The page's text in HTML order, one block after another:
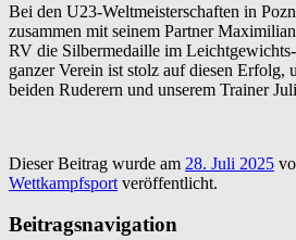
Bei den U23-Weltmeisterschaften in
zusammen mit seinem Partner
RV die Silbermedaille im
ganzer Verein ist stolz auf diesen Erfolg,
beiden Ruderern und unserem Trainer
Dieser Beitrag wurde am 28. Juli 2025
Wettkampfsport veröffentlicht.
Beitragsnavigation